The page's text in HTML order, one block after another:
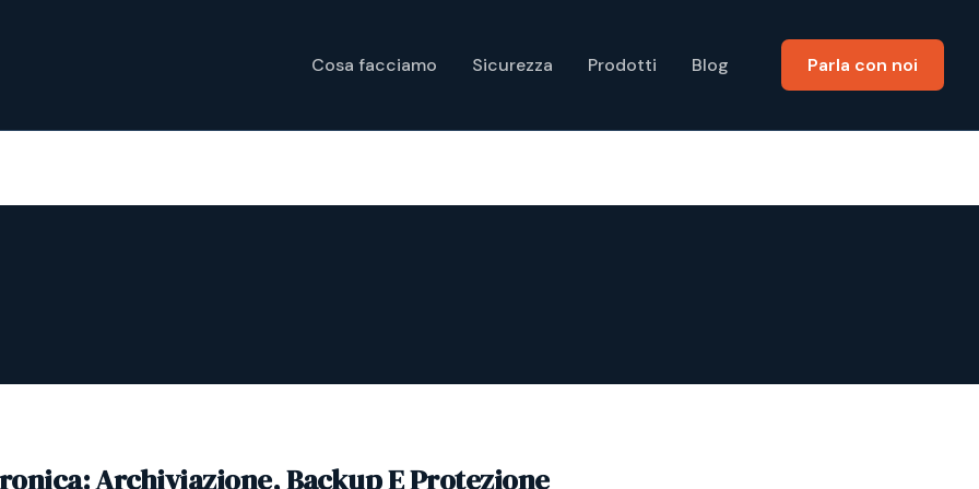
Cosa facciamo Sicurezza Prodotti Blog Parla con noi
Archiviazione, Backup E Protezione